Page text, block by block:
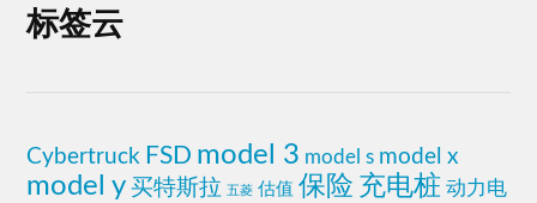
标签云
Cybertruck FSD model 3 model s model x
model y 买特斯拉 五菱 估值 保险 充电桩 动力电